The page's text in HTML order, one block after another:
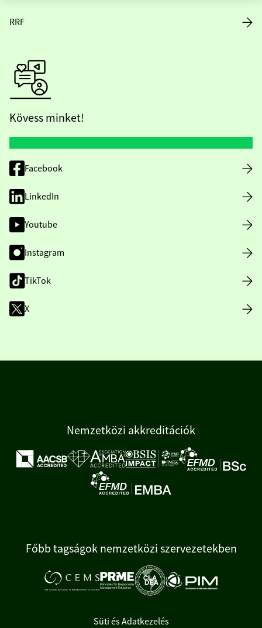
RRF
Kövess minket!
Facebook
LinkedIn
Youtube
Instagram
TikTok
X
Nemzetközi akkreditációk
Főbb tagságok nemzetközi szervezetekben
Süti és Adatkezelés